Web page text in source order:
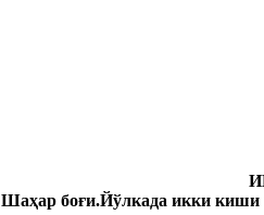
Шаҳар боғи.Йўлкада икки киши